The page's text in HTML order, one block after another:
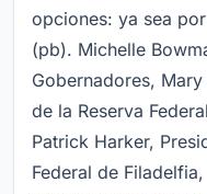
opciones: ya sea
(pb). Michelle
Gobernadores,
de la Reserva
Patrick Harker,
Federal de